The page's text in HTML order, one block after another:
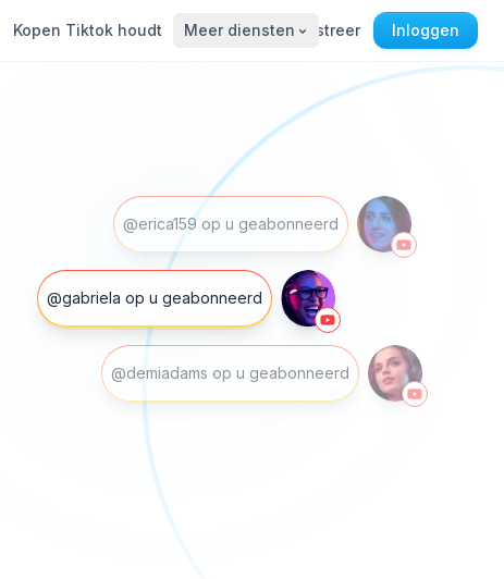
Kopen Tiktok houdt Meer dienstenRegistreer Inloggen
@erica159 op u geabonneerd
@gabriela op u geabonneerd
@demiadams op u geabonneerd